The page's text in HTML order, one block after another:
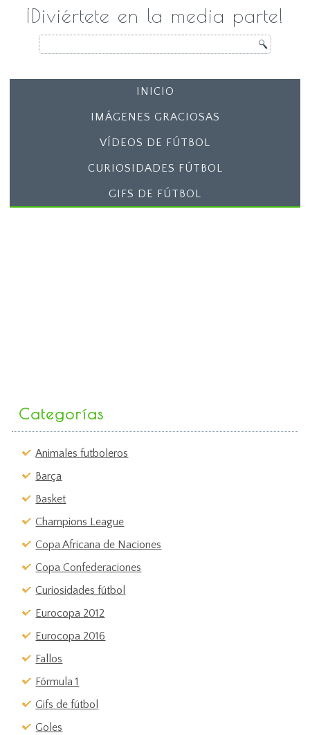
¡Diviértete en la media parte!
INICIO
IMÁGENES GRACIOSAS
VÍDEOS DE FÚTBOL
CURIOSIDADES FÚTBOL
GIFS DE FÚTBOL
Categorías
Animales futboleros
Barça
Basket
Champions League
Copa Africana de Naciones
Copa Confederaciones
Curiosidades fútbol
Eurocopa 2012
Eurocopa 2016
Fallos
Fórmula 1
Gifs de fútbol
Goles